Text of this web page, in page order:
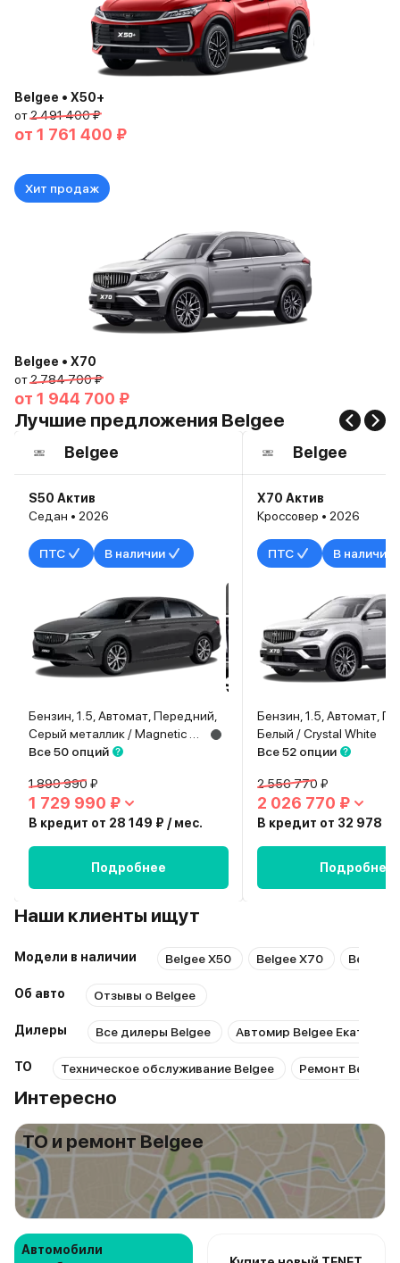
Belgee • X50+
от2 491 400 ₽
от 1 761 400 ₽
Хит продаж
Belgee • X70
от2 784 700 ₽
от 1 944 700 ₽
Лучшие предложения Belgee
Belgee
S50 Актив
Седан • 2026
ПТС В наличии
Бензин, 1.5, Автомат, Передний,
Все 50 опций
1 899 990 ₽
1 729 990 ₽
В кредит от 28 149 ₽ / мес.
Подробнее
Belgee
X70 Актив
Кроссовер • 2026
ПТС В наличии
Бензин, 1.5, Автомат,
Белый / Crystal White
Все 52 опции
2 556 770 ₽
2 026 770 ₽
В кредит от 32 978 ₽
Подробнее
Наши клиенты ищут
Модели в наличии Belgee X50 Belgee X70 Belgee
Об авто Отзывы о Belgee
Дилеры Все дилеры Belgee Автомир Belgee
ТО Техническое обслуживание Belgee Ремонт Belgee
Интересно
ТО и ремонт Belgee
Автомобили